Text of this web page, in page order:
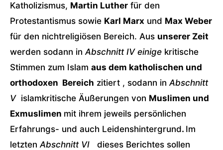
Katholizismus, Martin Luther für den
Protestantismus sowie Karl Marx und Max Weber
für den nichtreligiösen Bereich. Aus unserer Zeit
werden sodann inAbschnitt IV einige kritische
Stimmen zum Islam aus dem katholischen und
orthodoxen Bereich zitiert , sodann inAbschnitt
V islamkritische Äußerungen von Muslimen und
Exmuslimen mit ihrem jeweils persönlichen
Erfahrungs- und auch Leidenshintergrund. Im
letztenAbschnitt VI dieses Berichtes sollen